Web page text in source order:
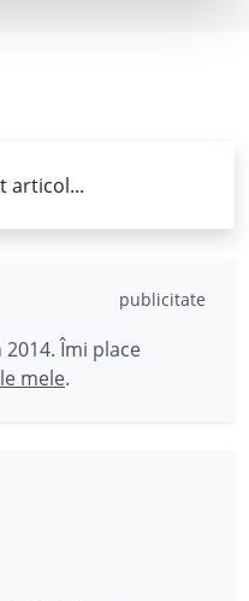
articol...
publicitate
Îmi place
mele.